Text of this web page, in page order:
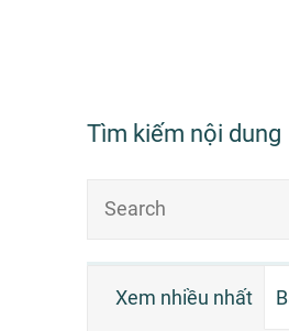
Tìm kiếm nội dung
Xem nhiều nhất